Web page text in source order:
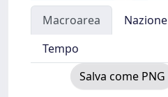
Macroarea Nazione
Tempo
Salva come PNG